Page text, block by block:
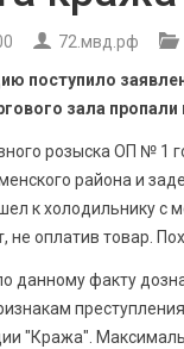
72.мвд.рф
поступило
зала
розыска ОП № 1
района и
к холодильнику с
не оплатив товар.
данному факту
"Кража".